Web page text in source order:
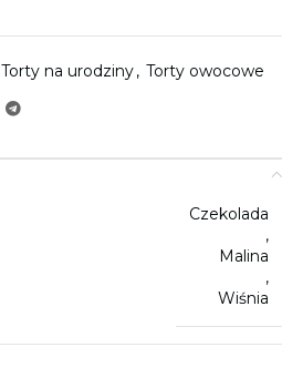
Torty na urodziny, Torty owocowe
Czekolada
,
Malina
,
Wiśnia